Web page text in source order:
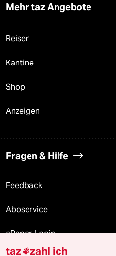
Mehr taz Angebote
Reisen
Kantine
Shop
Anzeigen
Fragen & Hilfe
Feedback
Aboservice
ePaper Login
taz zahl ich